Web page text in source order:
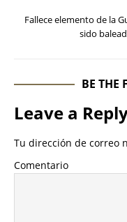
Fallece elemento de la
sido
BE THE
Leave a
Tu dirección de correo
Comentario